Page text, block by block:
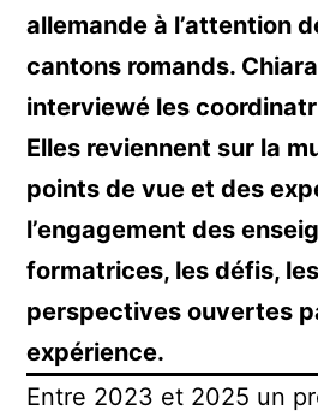
allemande à l’attention
cantons romands.
interviewé les
Elles reviennent sur la
points de vue et des
l’engagement des
formatrices, les défis,
perspectives ouvertes
expérience.
Entre 2023 et 2025 un